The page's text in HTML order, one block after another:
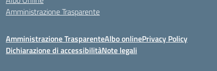
Amministrazione Trasparente
Amministrazione TrasparenteAlbo onlinePrivacy Policy
Dichiarazione di accessibilitàNote legali